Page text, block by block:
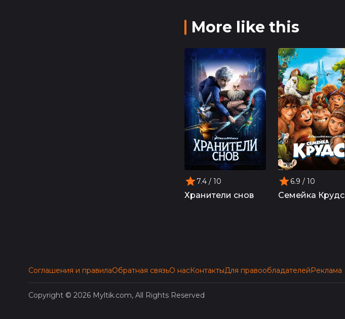
More like this
7.4 / 10
Хранители снов
6.9 / 10
Семейка Крудс
Соглашения и правилаОбратная связьО насКонтактыДля правообладателейРеклама
Copyright © 2026 Myltik.com, All Rights Reserved